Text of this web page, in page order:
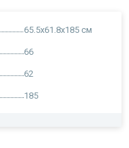
65.5x61.8х185 см
66
62
185